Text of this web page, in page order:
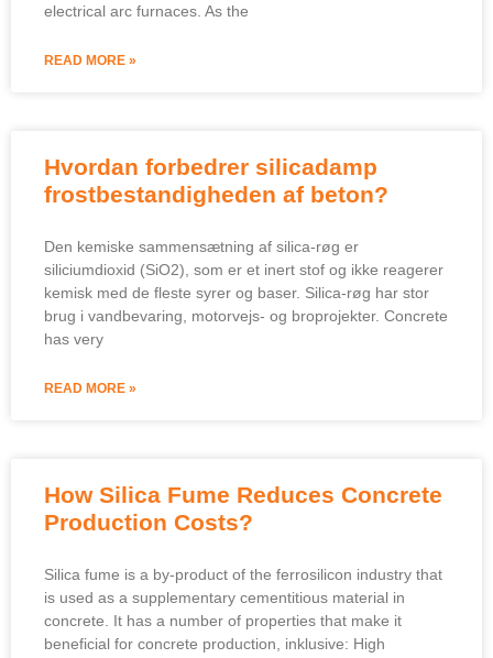
electrical arc furnaces As the
READ MORE »
Hvordan forbedrer silicadamp
frostbestandigheden af ​​beton?
Den kemiske sammensætning af silica-røg er
siliciumdioxid (SiO2), som er et inert stof og ikke reagerer
kemisk med de fleste syrer og baser. Silica-røg har stor
brug i vandbevaring, motorvejs- og broprojekter. Concrete
has very
READ MORE »
How Silica Fume Reduces Concrete
Production Costs?
Silica fume is a by-product of the ferrosilicon industry that
is used as a supplementary cementitious material in
concrete
It has a number of properties that make it
beneficial for concrete production , inklusive: High